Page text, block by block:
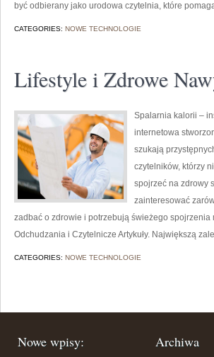
być odbierany jako urodowa czytelnia, które
CATEGORIES: NOWE TECHNOLOGIE
Lifestyle i Zdrowe
Spalarnia kalorii –
internetowa
szukają
czytelników, którzy
spojrzeć na zdrowy
zainteresować
zadbać o zdrowie i potrzebują świeżego
Odchudzania i Czytelnicze Artykuły. Największą
CATEGORIES: NOWE TECHNOLOGIE
Nowe wpisy: Archiwa